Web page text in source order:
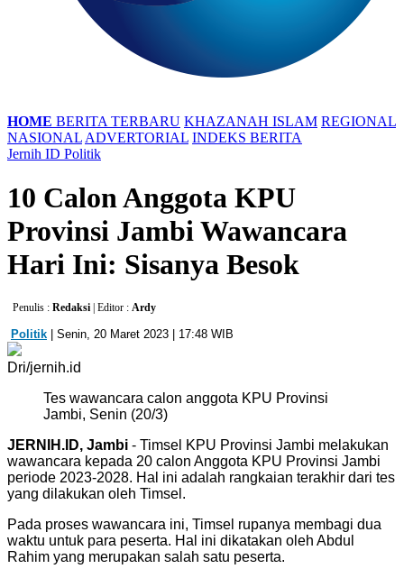
HOME BERITA TERBARU KHAZANAH ISLAM REGIONAL
NASIONAL ADVERTORIAL INDEKS BERITA
Jernih ID Politik
10 Calon Anggota KPU
Provinsi Jambi Wawancara
Hari Ini: Sisanya Besok
Penulis : Redaksi | Editor : Ardy
Politik | Senin, 20 Maret 2023 | 17:48 WIB
Dri/jernih.id
Tes wawancara calon anggota KPU Provinsi
Jambi, Senin (20/3)
JERNIH.ID, Jambi - Timsel KPU Provinsi Jambi melakukan
wawancara kepada 20 calon Anggota KPU Provinsi Jambi
periode 2023-2028. Hal ini adalah rangkaian terakhir dari tes
yang dilakukan oleh Timsel.
Pada proses wawancara ini, Timsel rupanya membagi dua
waktu untuk para peserta. Hal ini dikatakan oleh Abdul
Rahim yang merupakan salah satu peserta.